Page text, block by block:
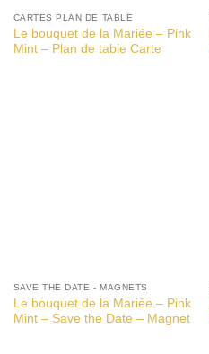
CARTES PLAN DE TABLE
Le bouquet de la Mariée – Pink
Mint – Plan de table Carte
SAVE THE DATE - MAGNETS
Le bouquet de la Mariée – Pink
Mint – Save the Date – Magnet